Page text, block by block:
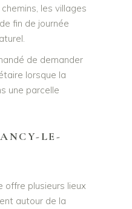
les villages
fin de journée
de demander
lorsque la
une parcelle
LE-
offre plusieurs lieux
autour de la